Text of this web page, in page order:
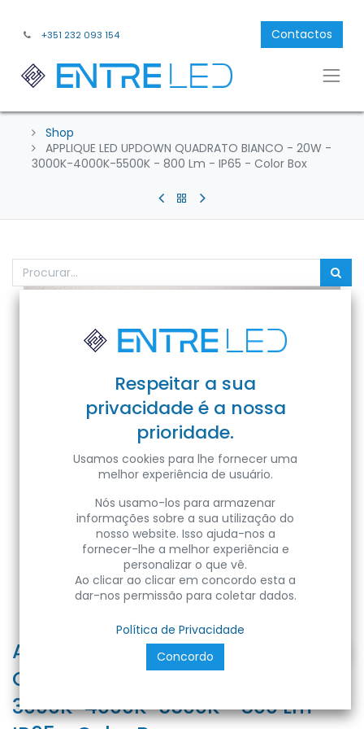
+351 232 093 154 Contactos
Shop
APPLIQUE LED UPDOWN QUADRATO BIANCO - 20W -
3000K-4000K-5500K - 800 Lm - IP65 - Color Box
APPLIQUE LED UPDOWN
QUADRATO BIANCO - 20W -
3000K-4000K-5500K - 800 Lm -
Respeitar a sua
privacidade é a nossa
prioridade.
Usamos cookies para lhe fornecer uma
melhor experiência de usuário.
Nós usamo-los para armazenar
informações sobre a sua utilização do
nosso website. Isso ajuda-nos a
fornecer-lhe a melhor experiência e
personalizar o que vê.
Ao clicar ao clicar em concordo esta a
dar-nos permissão para coletar dados.
Política de Privacidade
Concordo